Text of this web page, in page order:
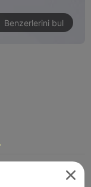
Benzerlerini bul
Drones & Aircraft 
